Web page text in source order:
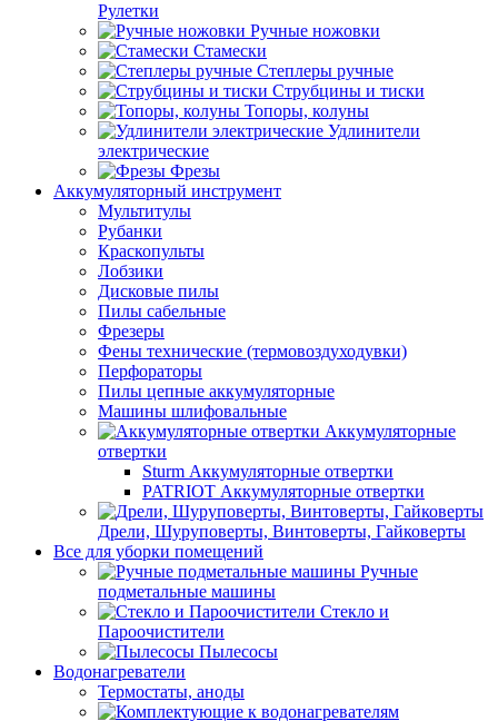
Рулетки
Ручные ножовки
Стамески
Степлеры ручные
Струбцины и тиски
Топоры, колуны
Удлинители
электрические
Фрезы
Аккумуляторный инструмент
Мультитулы
Рубанки
Краскопульты
Лобзики
Дисковые пилы
Пилы сабельные
Фрезеры
Фены технические (термовоздуходувки)
Перфораторы
Пилы цепные аккумуляторные
Машины шлифовальные
Аккумуляторные
отвертки
Sturm Аккумуляторные отвертки
PATRIOT Аккумуляторные отвертки
Дрели, Шуруповерты, Винтоверты, Гайковерты
Все для уборки помещений
Ручные
подметальные машины
Стекло и
Пароочистители
Пылесосы
Водонагреватели
Термостаты, аноды